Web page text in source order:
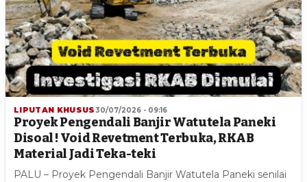
LIPUTAN KHUSUS 30/07/2026 - 09:16
Proyek Pengendali Banjir Watutela Paneki
Disoal ! Void Revetment Terbuka, RKAB
Material Jadi Teka-teki
PALU – Proyek Pengendali Banjir Watutela Paneki senilai